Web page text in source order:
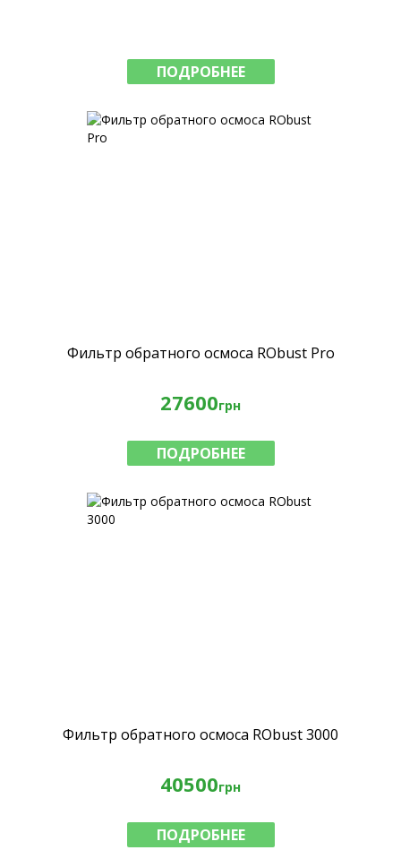
ПОДРОБНЕЕ
Фильтр обратного осмоса RObust Pro
27600грн
ПОДРОБНЕЕ
Фильтр обратного осмоса RObust 3000
40500грн
ПОДРОБНЕЕ